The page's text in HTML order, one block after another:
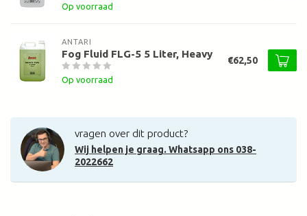
Op voorraad
ANTARI
Fog Fluid FLG-5 5 Liter, Heavy
Op voorraad
€62,50
vragen over dit product?
Wij helpen je graag. Whatsapp ons 038-
2022662